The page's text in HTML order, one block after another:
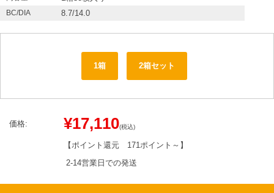
BC/DIA 8.7/14.0
1箱 2箱セット
価格: ¥17,110(税込)
【ポイント還元 171ポイント～ 】
2-14営業日での発送